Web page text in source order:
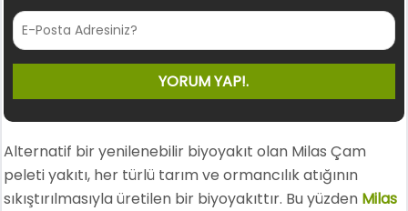
Alternatif bir yenilenebilir biyoyakıt olan Milas Çam
peleti yakıtı, her türlü tarım ve ormancılık atığının
sıkıştırılmasıyla üretilen bir biyoyakıttır. Bu yüzden Milas